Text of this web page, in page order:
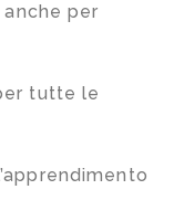
per
tutte le